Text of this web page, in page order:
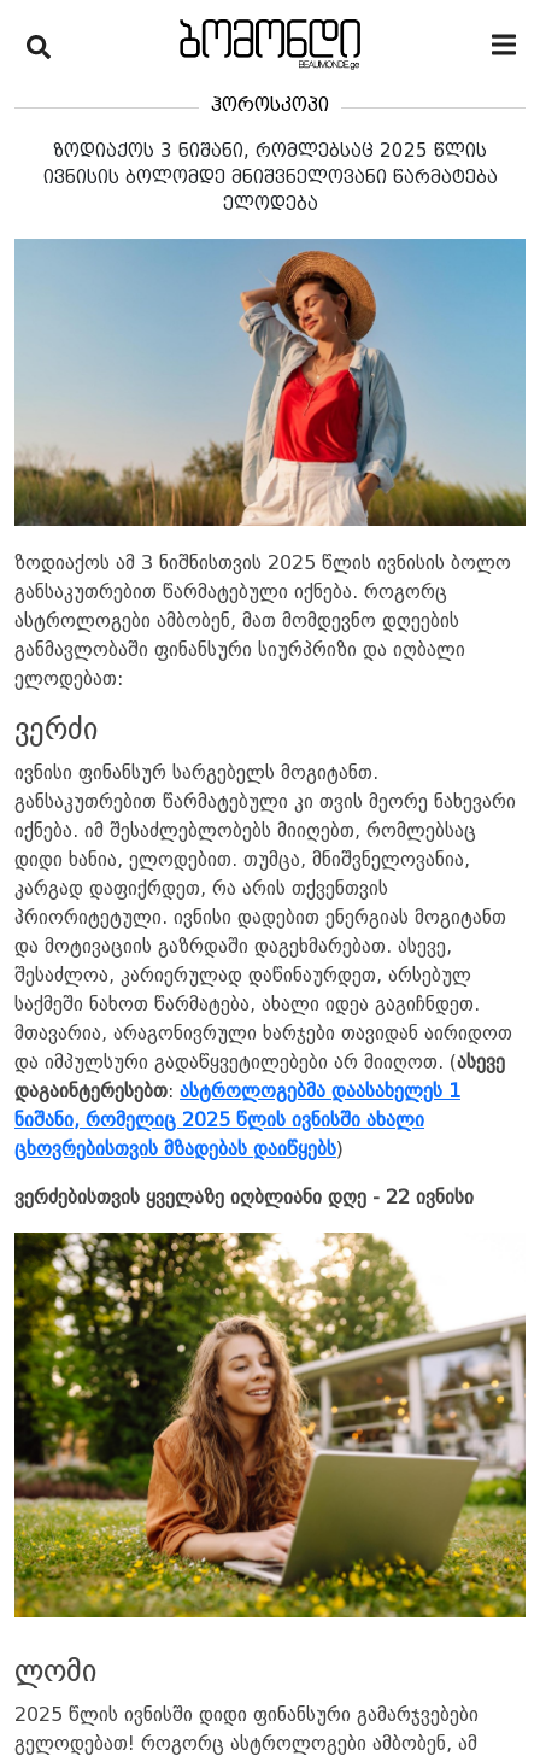
ჰოროსკოპი
ზოდიაქოს 3 ნიშანი, რომლებსაც 2025 წლის
ივნისის ბოლომდე მნიშვნელოვანი წარმატება
ელოდება
ზოდიაქოს ამ 3 ნიშნისთვის 2025 წლის ივნისის ბოლო
განსაკუთრებით წარმატებული იქნება. როგორც
ასტროლოგები ამბობენ, მათ მომდევნო დღეების
განმავლობაში ფინანსური სიურპრიზი და იღბალი
ელოდებათ:
ვერძი
ივნისი ფინანსურ სარგებელს მოგიტანთ.
განსაკუთრებით წარმატებული კი თვის მეორე ნახევარი
იქნება. იმ შესაძლებლობებს მიიღებთ, რომლებსაც
დიდი ხანია, ელოდებით. თუმცა, მნიშვნელოვანია,
კარგად დაფიქრდეთ, რა არის თქვენთვის
პრიორიტეტული. ივნისი დადებით ენერგიას მოგიტანთ
და მოტივაციის გაზრდაში დაგეხმარებათ. ასევე,
შესაძლოა, კარიერულად დაწინაურდეთ, არსებულ
საქმეში ნახოთ წარმატება, ახალი იდეა გაგიჩნდეთ.
მთავარია, არაგონივრული ხარჯები თავიდან აირიდოთ
და იმპულსური გადაწყვეტილებები არ მიიღოთ. (ასევე
დაგაინტერესებთ: ასტროლოგებმა დაასახელეს 1
ნიშანი, რომელიც 2025 წლის ივნისში ახალი
ცხოვრებისთვის მზადებას დაიწყებს)
ვერძებისთვის ყველაზე იღბლიანი დღე - 22 ივნისი
ლომი
2025 წლის ივნისში დიდი ფინანსური გამარჯვებები
გელოდებათ! როგორც ასტროლოგები ამბობენ, ამ